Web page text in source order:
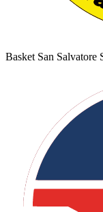
Basket San Salvatore